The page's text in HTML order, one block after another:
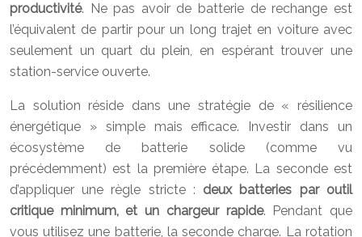
productivité. Ne pas avoir de batterie de rechange est
l’équivalent de partir pour un long trajet en voiture avec
seulement un quart du plein, en espérant trouver une
station-service ouverte.
La solution réside dans une stratégie de « résilience
énergétique » simple mais efficace. Investir dans un
écosystème de batterie solide (comme vu
précédemment) est la première étape. La seconde est
d’appliquer une règle stricte : deux batteries par outil
critique minimum, et un chargeur rapide. Pendant que
vous utilisez une batterie, la seconde charge. La rotation